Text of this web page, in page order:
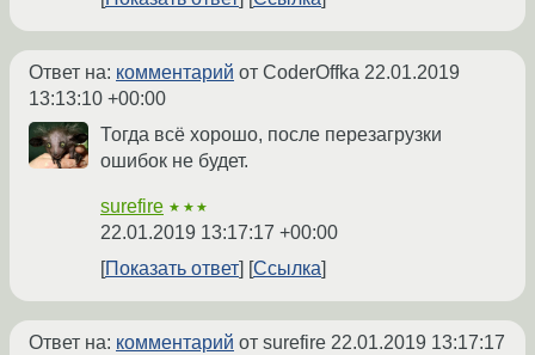
Ответ на: комментарий от CoderOffka 22.01.2019
13:13:10 +00:00
Тогда всё хорошо, после перезагрузки
ошибок не будет.
surefire ★★★
22.01.2019 13:17:17 +00:00
Показать ответ
Ссылка
Ответ на: комментарий от surefire 22.01.2019 13:17:17